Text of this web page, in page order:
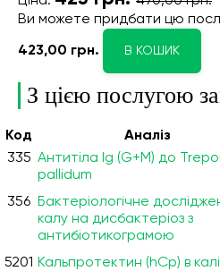
Ви можете придбати цю
423,00 грн. В КОШИК
З цією послугою
Код Аналiз
335 Антитіла Ig (G+М) до
pallidum
356
Бактеріологічне
калу на дисбактеріоз з
антибіотикограмою
5201 Кальпротектин (hCp) в калі